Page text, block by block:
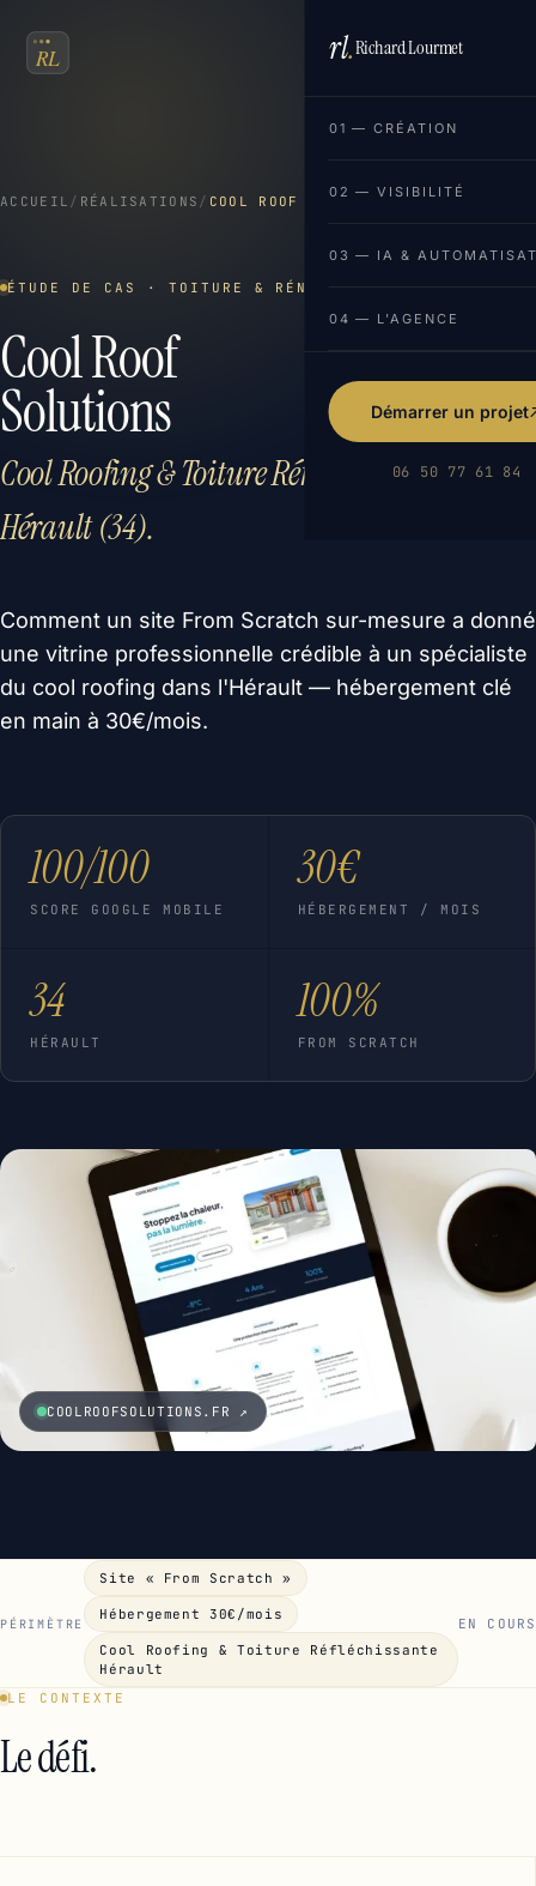
FR EN
rl.Richard Lourmet
01 — CRÉATION
02 — VISIBILITÉ
03 — IA &
04 — L'AGENCE
Démarrer un projet
06 50 77 61 84
ACCUEIL / RÉALISATIONS / COOL ROOF SOLUTIONS
ÉTUDE DE CAS · TOITURE & RÉNOVATION ÉNERGÉTIQUE
Cool Roof
Solutions
Cool Roofing & Toiture Réfléchissante ·
Hérault (34).
Comment un site From Scratch sur-mesure a donné
une vitrine professionnelle crédible à un spécialiste
du cool roofing dans l'Hérault — hébergement clé
en main à 30€/mois.
100/100
SCORE GOOGLE MOBILE
30€
HÉBERGEMENT / MOIS
34
HÉRAULT
100%
FROM SCRATCH
COOLROOFSOLUTIONS.FR ↗
PÉRIMÈTRE
Site « From Scratch »
Hébergement 30€/mois
Cool Roofing & Toiture Réfléchissante
Hérault
EN COURS
LE CONTEXTE
Le défi.